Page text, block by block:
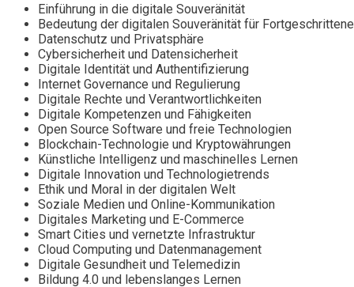
Einführung in die digitale Souveränität
Bedeutung der digitalen Souveränität für Fortgeschrittene
Datenschutz und Privatsphäre
Cybersicherheit und Datensicherheit
Digitale Identität und Authentifizierung
Internet Governance und Regulierung
Digitale Rechte und Verantwortlichkeiten
Digitale Kompetenzen und Fähigkeiten
Open Source Software und freie Technologien
Blockchain-Technologie und Kryptowährungen
Künstliche Intelligenz und maschinelles Lernen
Digitale Innovation und Technologietrends
Ethik und Moral in der digitalen Welt
Soziale Medien und Online-Kommunikation
Digitales Marketing und E-Commerce
Smart Cities und vernetzte Infrastruktur
Cloud Computing und Datenmanagement
Digitale Gesundheit und Telemedizin
Bildung 4.0 und lebenslanges Lernen